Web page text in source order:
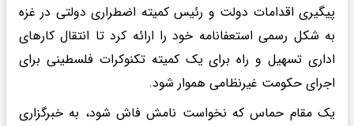
پیگیری اقدامات دولت و رئیس کمیته اضطراری دولتی در غزه
به شکل رسمی استعفانامه خود را ارائه کرد تا انتقال کارهای
اداری تسهیل و راه برای یک کمیته تکنوکرات فلسطینی برای
اجرای حکومت غیرنظامی هموار شود.
یک مقام حماس که نخواست نامش فاش شود، به خبرگزاری